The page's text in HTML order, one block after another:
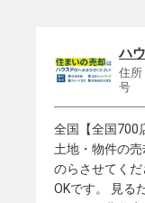
ハ
住所
号
全国【全国700
土地・物件の
のらさせてく
OKです。 見る